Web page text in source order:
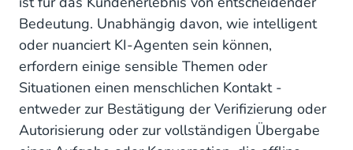
Bedeutung. Unabhängig davon, wie intelligent
oder nuanciert KI-Agenten sein können,
erfordern einige sensible Themen oder
Situationen einen menschlichen Kontakt -
entweder zur Bestätigung der Verifizierung oder
Autorisierung oder zur vollständigen Übergabe